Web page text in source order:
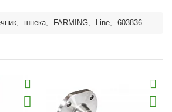
, шнека, FARMING, Line, 603836